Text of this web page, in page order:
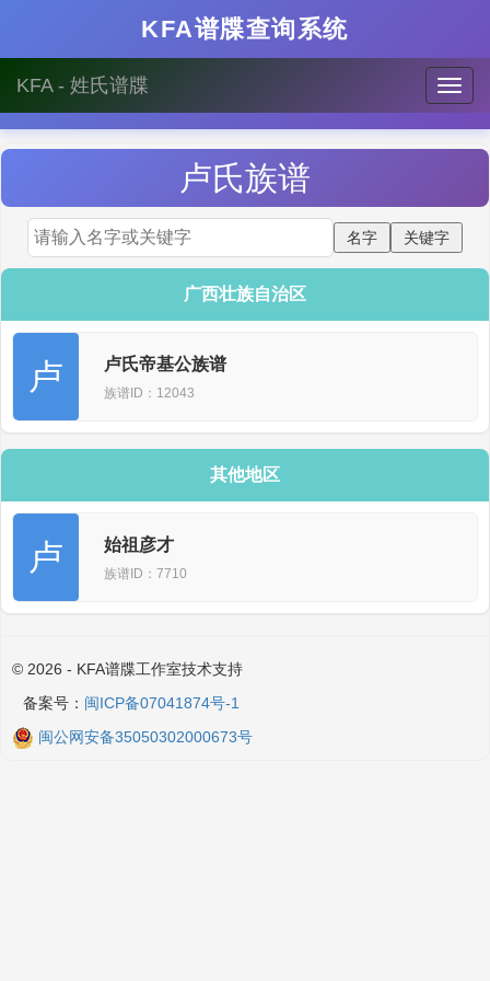
KFA谱牒查询系统
KFA - 姓氏谱牒
卢氏族谱
广西壮族自治区
卢 卢氏帝基公族谱
族谱ID：12043
其他地区
卢 始祖彦才
族谱ID：7710
© 2026 - KFA谱牒工作室技术支持
备案号： 闽ICP备07041874号-1
闽公网安备35050302000673号